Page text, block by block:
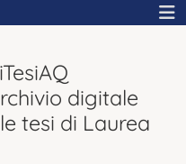
digitale
tesi di Laurea